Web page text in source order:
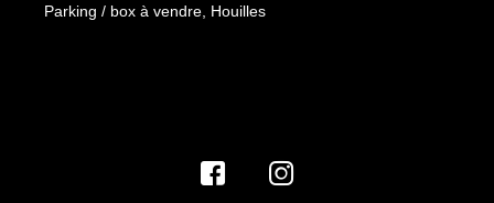
Parking / box à vendre, Houilles